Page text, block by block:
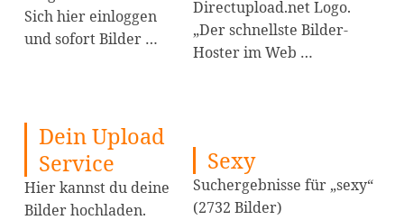
Sich hier einloggen
und sofort Bilder …
Directupload.net Logo.
„Der schnellste Bilder-
Hoster im Web …
Dein Upload
Service
Hier kannst du deine
Bilder hochladen.
Sexy
Suchergebnisse für „sexy“
(2732 Bilder)